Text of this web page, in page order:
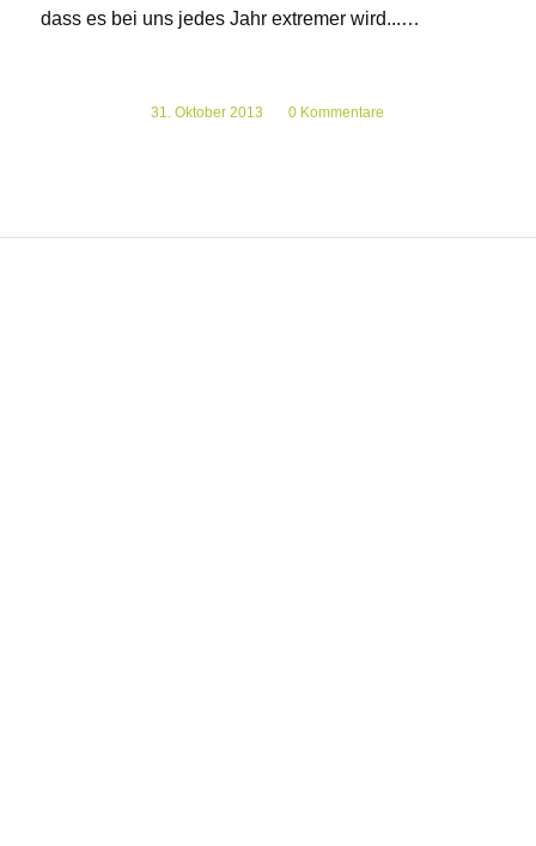
dass es bei uns jedes Jahr extremer wird...…
31. Oktober 2013
/ 0 Kommentare